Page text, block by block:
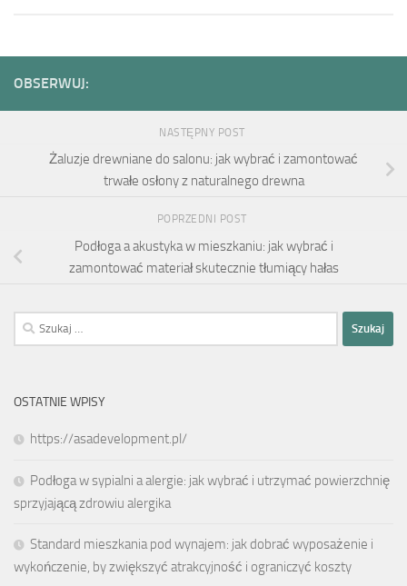
OBSERWUJ:
NASTĘPNY POST
Żaluzje drewniane do salonu: jak wybrać i zamontować
trwałe osłony z naturalnego drewna
POPRZEDNI POST
Podłoga a akustyka w mieszkaniu: jak wybrać i
zamontować materiał skutecznie tłumiący hałas
Szukaj:
OSTATNIE WPISY
https://asadevelopment.pl/
Podłoga w sypialni a alergie: jak wybrać i utrzymać powierzchnię
sprzyjającą zdrowiu alergika
Standard mieszkania pod wynajem: jak dobrać wyposażenie i
wykończenie, by zwiększyć atrakcyjność i ograniczyć koszty